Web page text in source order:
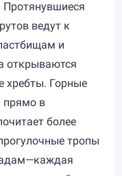
Протянувшиеся
ведут к
и
открываются
хребты. Горные
прямо в
более
тропы